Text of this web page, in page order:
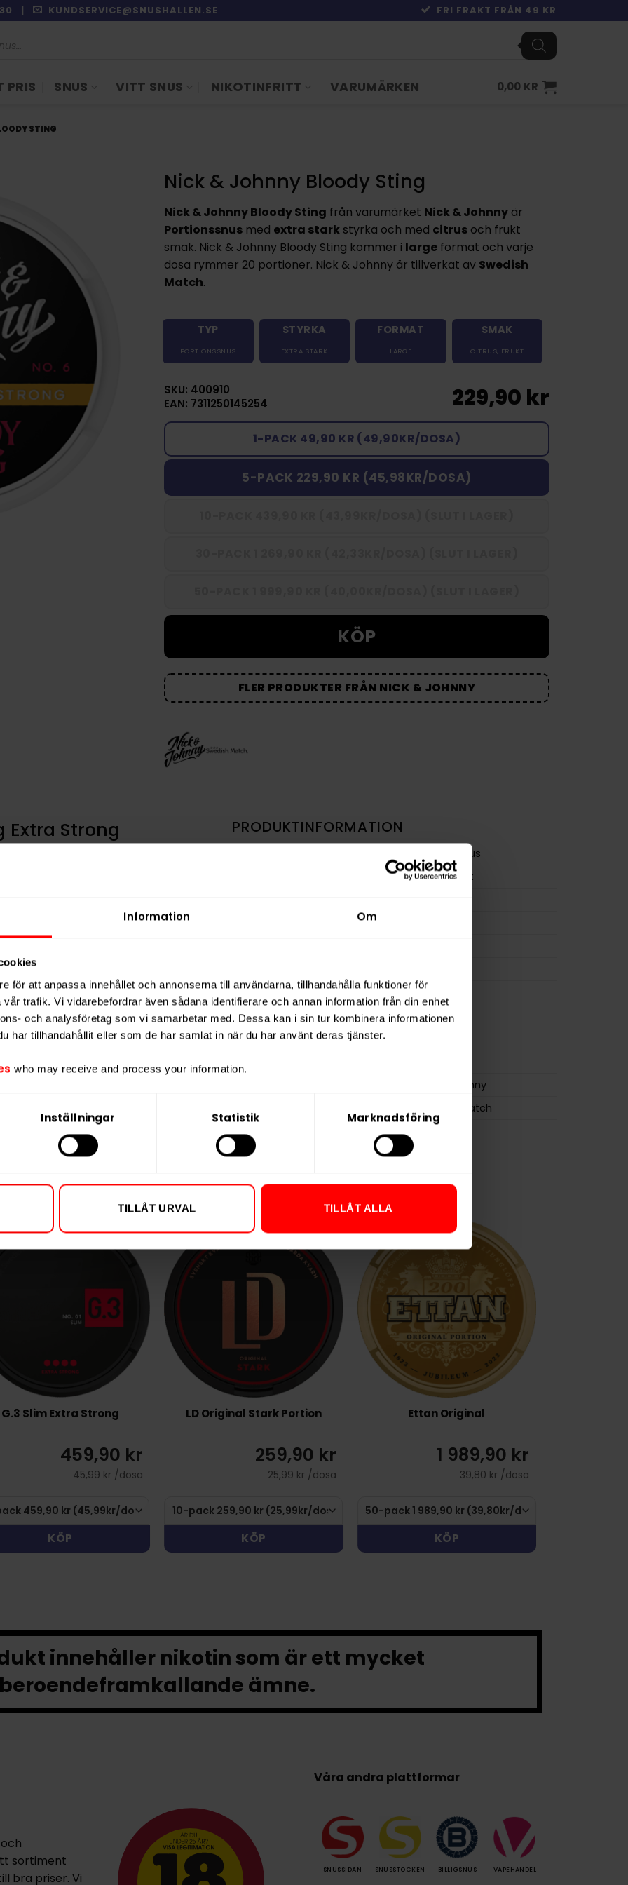
Information Om
för att anpassa innehållet och annonserna till användarna, tillhandahålla funktioner för
trafik. Vi vidarebefordrar även sådana identifierare och annan information från din enhet
och analysföretag som vi samarbetar med. Dessa kan i sin tur kombinera informationen
har tillhandahållit eller som de har samlat in när du har använt deras tjänster.
who may receive and process your information.
Inställningar Statistik Marknadsföring
TILLÅT URVAL TILLÅT ALLA
| KUNDSERVICE@SNUSHALLEN.SE FRI FRAKT FRÅN 49 KR
PRIS SNUS VITT SNUS NIKOTINFRITT VARUMÄRKEN 0,00 KR
STING
Nick & Johnny Bloody Sting
Nick & Johnny Bloody Sting från varumärket Nick & Johnny är
Portionssnus med extra stark styrka och med citrus och frukt
smak. Nick & Johnny Bloody Sting kommer i large format och varje
dosa rymmer 20 portioner. Nick & Johnny är tillverkat av Swedish
Match.
TYP
PORTIONSSNUS
STYRKA
EXTRA STARK
FORMAT
LARGE
SMAK
CITRUS, FRUKT
SKU: 400910
EAN: 7311250145254
229,90 kr
1-PACK 49,90 KR (49,90KR/DOSA)
5-PACK 229,90 KR (45,98KR/DOSA)
KÖP
FLER PRODUKTER FRÅN NICK & JOHNNY
Extra Strong
Strong är inte en “snäll” portion –
och styrka direkt. Här möts ljus,
med en varm kryddhettasom
prilla. Nikotinmässigt är den
. Fukthalt 45% och pH 8,5 ger en tydlig,
krångla. En rättfram favorit för dig
PRODUKTINFORMATION
Portionssnus
Citrus,Frukt
Nikotin per dosa
330 mg
Vikt per dosa
22 g
Portioner per dosa
Vikt per portion
Nick & Johnny
Swedish Match
G.3 Slim Extra Strong
459,90 kr
45,99 kr /dosa
KÖP
LD Original Stark Portion
259,90 kr
25,99 kr /dosa
KÖP
Ettan Original
1 989,90 kr
39,80 kr /dosa
KÖP
innehåller nikotin som är ett mycket
beroendeframkallande ämne.
sortiment
bra priser. Vi
Våra andra plattformar
SNUSSIDAN SNUSSTOCKEN BILLIGSNUS VAPEHANDEL